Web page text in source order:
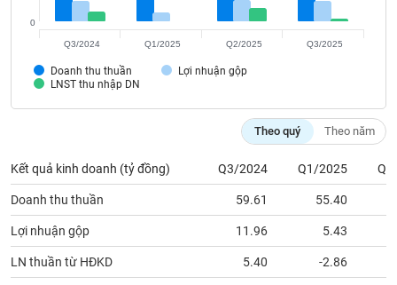
Doanh thu thuần
Lợi nhuận gộp
LNST thu nhập DN
0
Q3/2024 Q1/2025 Q2/2025 Q3/2025
Theo quý Theo năm
Kết quả kinh doanh (tỷ đồng) Q3/2024 Q1/2025
Doanh thu thuần 59.61 55.40
Lợi nhuận gộp 11.96 5.43
LN thuần từ HĐKD 5.40 -2.86
SỨC
KHỎE
CÔNG
NGHỆ
THÔNG